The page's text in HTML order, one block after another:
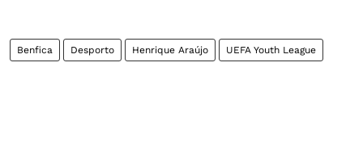
Benfica Desporto Henrique Araújo UEFA Youth League